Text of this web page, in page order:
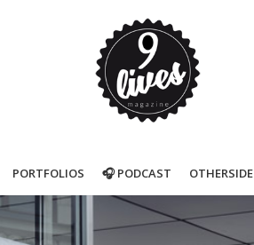
PORTFOLIOS 🎧 PODCAST OTHERSIDE